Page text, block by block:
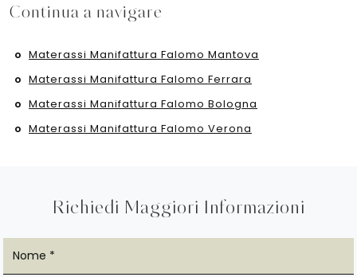
Continua a navigare
Materassi Manifattura Falomo Mantova
Materassi Manifattura Falomo Ferrara
Materassi Manifattura Falomo Bologna
Materassi Manifattura Falomo Verona
Richiedi Maggiori Informazioni